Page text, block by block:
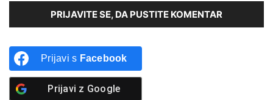
PRIJAVITE SE, DA PUSTITE KOMENTAR
Prijavi s Facebook
Prijavi z Google